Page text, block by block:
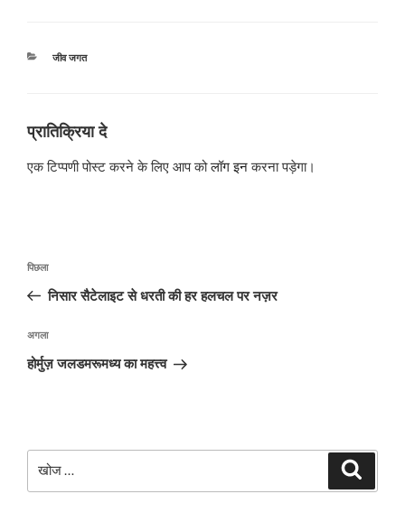
श्रेणियाँ
जीव जगत
प्रातिक्रिया दे
एक टिप्पणी पोस्ट करने के लिए आप कोलॉग इनकरना पड़ेगा।
पोस्ट
पिछला
पोस्ट:
पिछला
निसार सैटेलाइट से धरती की हर हलचल पर नज़र
अगली
पोस्ट
अगला
होर्मुज़ जलडमरूमध्य का महत्त्व
खोजे